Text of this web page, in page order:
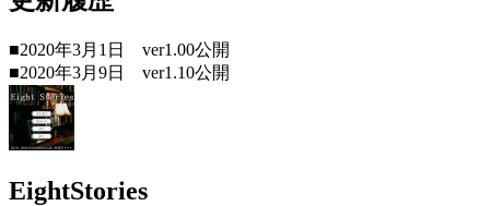
■2020年3月1日 ver1.00公開
■2020年3月9日 ver1.10公開
EightStories